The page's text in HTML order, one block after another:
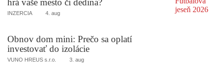
hrá vaše mesto či dedina?
INZERCIA 4. aug
Obnov dom mini: Prečo sa oplatí
investovať do izolácie
VUNO HREUS s.r.o. 3. aug